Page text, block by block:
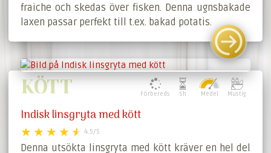
fraiche och skedas över fisken. Denna ugnsbakade
laxen passar perfekt till t.ex. bakad potatis.
KÖTT Förbereds 5h Medel Mustig
Indisk linsgryta med kött
4.5/5
Denna utsökta linsgryta med kött kräver en hel del